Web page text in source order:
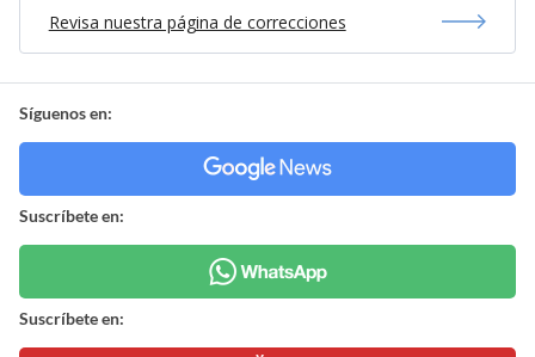
Revisa nuestra página de correcciones
Síguenos en:
Suscríbete en:
Suscríbete en: